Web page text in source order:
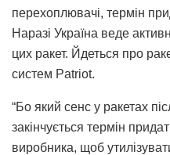
перехоплювачі, термін
Наразі Україна веде
цих ракет. Йдеться про
систем Patriot.
“Бо який сенс у ракетах
закінчується термін
виробника, щоб